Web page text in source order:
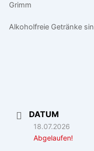
Grimm
Alkoholfreie Getränke
DATUM
18.07.2026
Abgelaufen!